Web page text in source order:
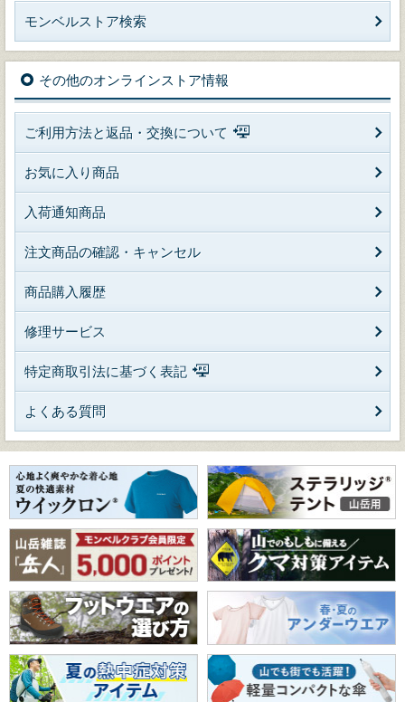
モンベルストア検索
その他のオンラインストア情報
ご利用方法と返品・交換について
お気に入り商品
入荷通知商品
注文商品の確認・キャンセル
商品購入履歴
修理サービス
特定商取引法に基づく表記
よくある質問